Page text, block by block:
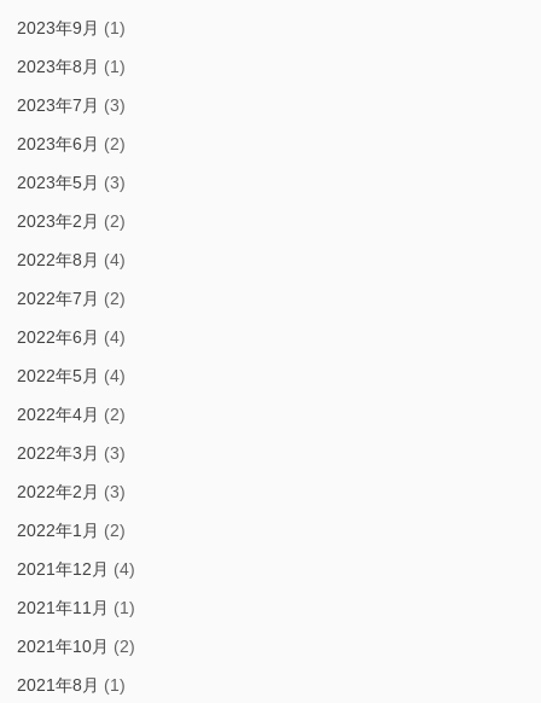
2023年9月 (1)
2023年8月 (1)
2023年7月 (3)
2023年6月 (2)
2023年5月 (3)
2023年2月 (2)
2022年8月 (4)
2022年7月 (2)
2022年6月 (4)
2022年5月 (4)
2022年4月 (2)
2022年3月 (3)
2022年2月 (3)
2022年1月 (2)
2021年12月 (4)
2021年11月 (1)
2021年10月 (2)
2021年8月 (1)